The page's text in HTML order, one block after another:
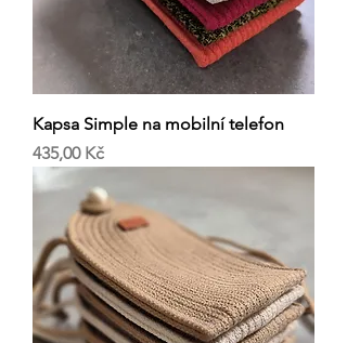
Kapsa Simple na mobilní telefon
Cena
435,00 Kč